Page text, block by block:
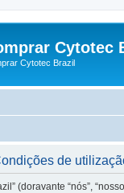
Cytotec
Cytotec Brazil
de
(doravante “nós”,